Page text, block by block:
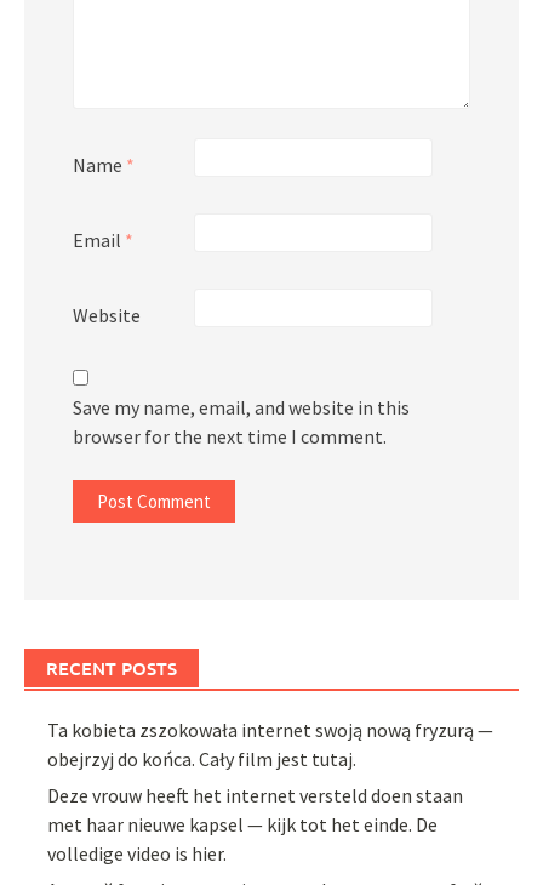
Name *
Email *
Website
Save my name, email, and website in this
browser for the next time I comment.
RECENT POSTS
Ta kobieta zszokowała internet swoją nową fryzurą —
obejrzyj do końca. Cały film jest tutaj.
Deze vrouw heeft het internet versteld doen staan
met haar nieuwe kapsel — kijk tot het einde. De
volledige video is hier.